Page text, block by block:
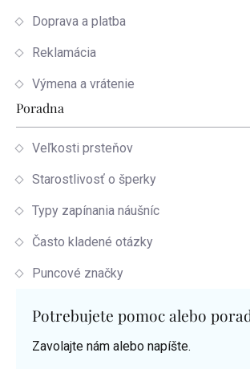
Doprava a platba
Reklamácia
Výmena a vrátenie
Poradna
Veľkosti prsteňov
Starostlivosť o šperky
Typy zapínania náušníc
Často kladené otázky
Puncové značky
Potrebujete pomoc alebo
Zavolajte nám alebo napíšte.